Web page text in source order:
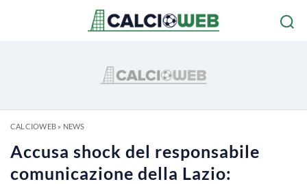
CALCIOWEB» NEWS
Accusa shock del responsabile
comunicazione della Lazio: